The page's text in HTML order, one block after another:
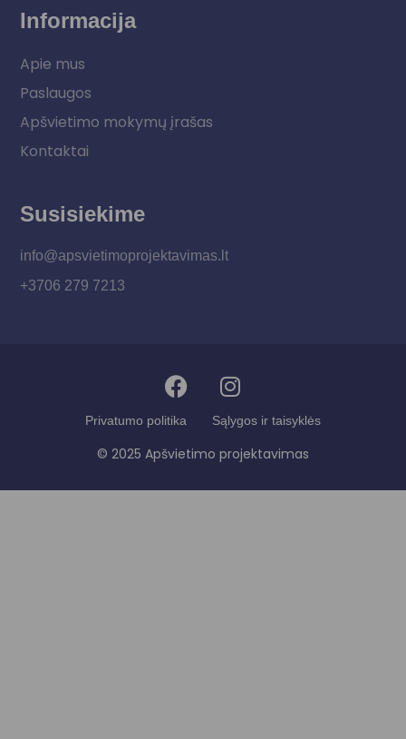
Informacija
Apie mus
Paslaugos
Apšvietimo mokymų įrašas
Kontaktai
Susisiekime
info@apsvietimoprojektavimas.lt
+3706 279 7213
Privatumo politika Sąlygos ir taisyklės
© 2025 Apšvietimo projektavimas